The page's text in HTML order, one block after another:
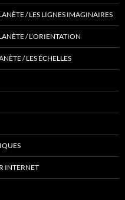
/ LES LIGNES IMAGINAIRES
/ L’ORIENTATION
/ LES ÉCHELLES
INTERNET